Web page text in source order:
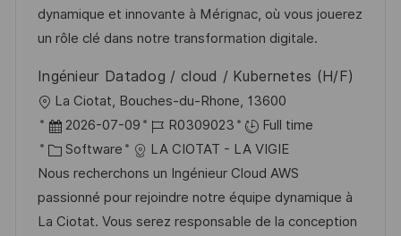
o
n
D
a
e
o
r
dynamique et innovante à Mérignac, où vous jouerez
un rôle clé dans notre transformation digitale.
Ingénieur Datadog / cloud / Kubernetes (H/F)
L
o
c
a
t
i
La Ciotat, Bouches-du-Rhone, 13600
P
o
s
t
e
2026-07-09
J
o
b
I
d
R0309023
Full time
C
a
t
e
Software
LA CIOTAT - LA VIGIE
Nous recherchons un Ingénieur Cloud AWS
passionné pour rejoindre notre équipe dynamique à
La Ciotat. Vous serez responsable de la conception